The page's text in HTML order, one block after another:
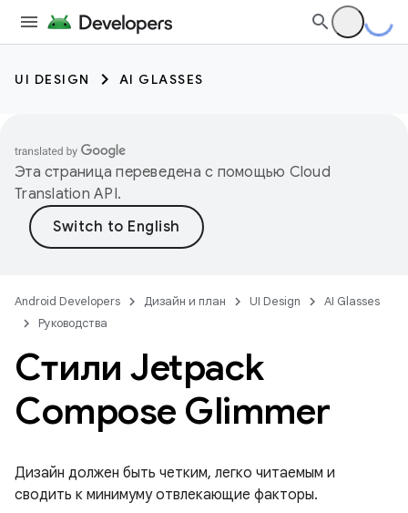
UI DESIGN AI GLASSES
Эта страница переведена с помощью Cloud
Translation API.
Android Developers Дизайн и план UI Design
AI Glasses
Руководства
Стили Jetpack
Compose Glimmer
Дизайн должен быть четким, легко читаемым и
сводить к минимуму отвлекающие факторы.